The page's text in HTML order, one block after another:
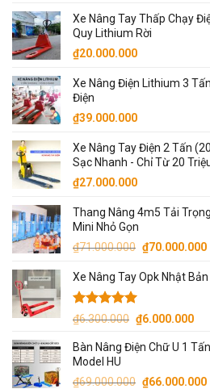
Xe Nâng Tay Thấp Chạy
Quy Lithium Rời
₫20.000.000
Xe Nâng Điện Lithium 3
Điện
₫39.000.000
Xe Nâng Tay Điện 2 Tấn
Sạc Nhanh - Chỉ Từ 20
₫27.000.000
Thang Nâng 4m5 Tải
Mini Nhỏ Gọn
₫71.000.000 Giá
là:
₫70.000.000
Xe Nâng Tay Opk Nhật
Được xếp
5 sao
₫6.300.000 Giá
là:
₫6.000.000Giá
tại
Bàn Nâng Điện Chữ U 1
Model HU
₫69.000.000 Giá
₫66.000.000